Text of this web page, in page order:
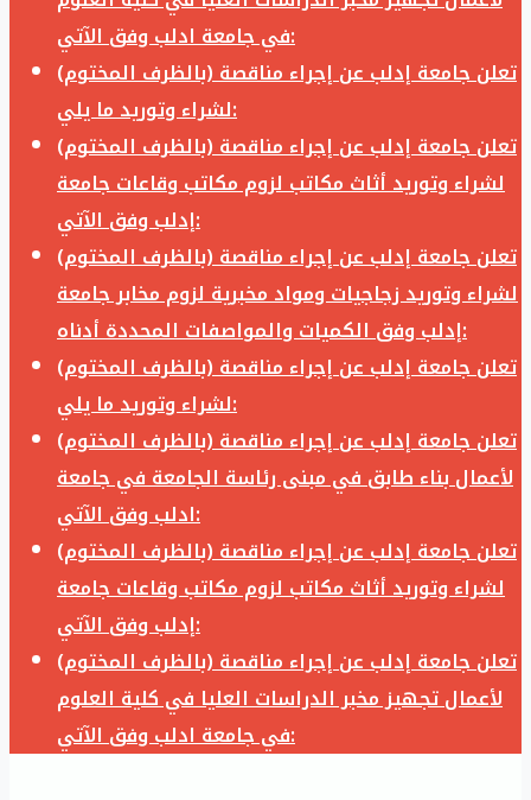
في جامعة ادلب وفق الآتي:
تعلن جامعة إدلب عن إجراء مناقصة (بالظرف المختوم)
لشراء وتوريد ما يلي:
تعلن جامعة إدلب عن إجراء مناقصة (بالظرف المختوم)
لشراء وتوريد أثاث مكاتب لزوم مكاتب وقاعات جامعة
إدلب وفق الآتي:
تعلن جامعة إدلب عن إجراء مناقصة (بالظرف المختوم)
لشراء وتوريد زجاجيات ومواد مخبرية لزوم مخابر جامعة
إدلب وفق الكميات والمواصفات المحددة أدناه:
تعلن جامعة إدلب عن إجراء مناقصة (بالظرف المختوم)
لشراء وتوريد ما يلي:
تعلن جامعة إدلب عن إجراء مناقصة (بالظرف المختوم)
لأعمال بناء طابق في مبنى رئاسة الجامعة في جامعة
ادلب وفق الآتي:
تعلن جامعة إدلب عن إجراء مناقصة (بالظرف المختوم)
لشراء وتوريد أثاث مكاتب لزوم مكاتب وقاعات جامعة
إدلب وفق الآتي:
تعلن جامعة إدلب عن إجراء مناقصة (بالظرف المختوم)
لأعمال تجهيز مخبر الدراسات العليا في كلية العلوم
في جامعة ادلب وفق الآتي: